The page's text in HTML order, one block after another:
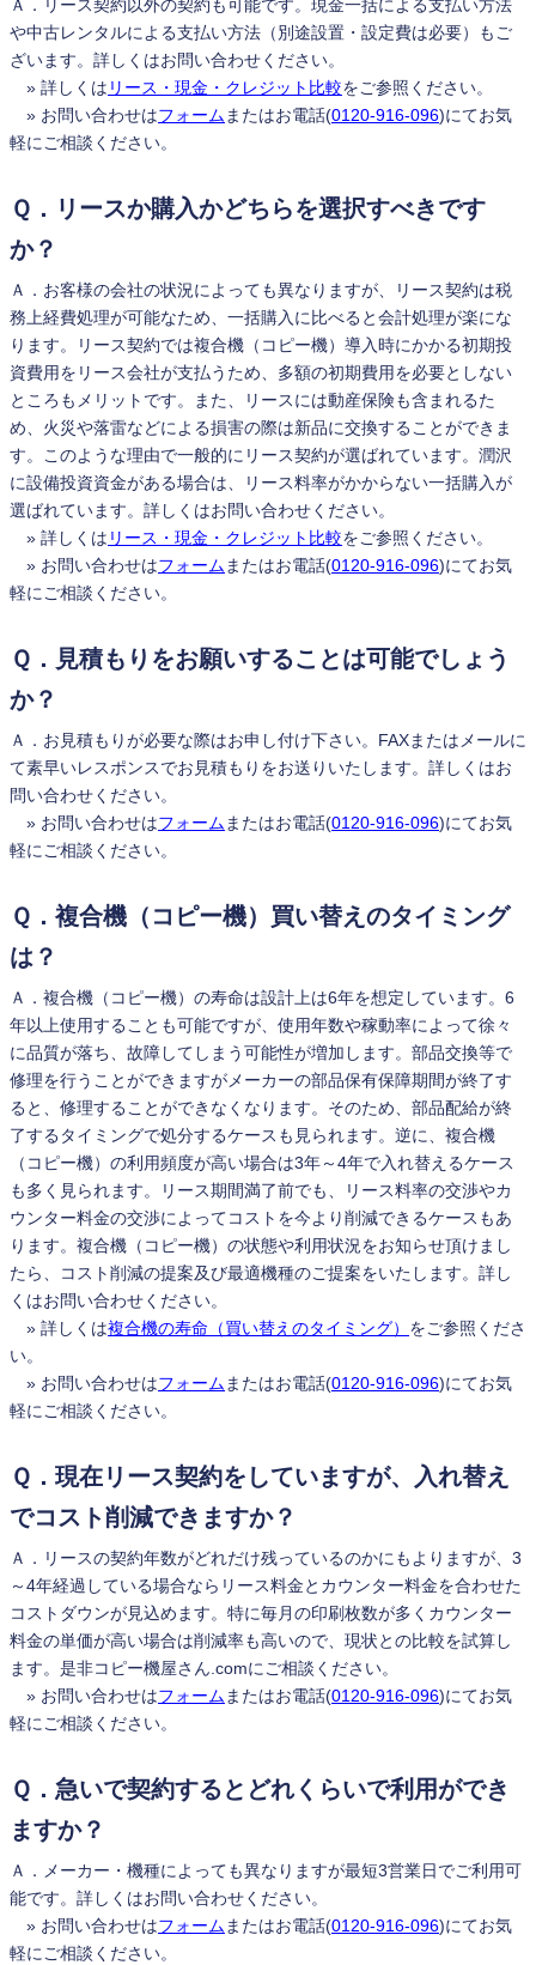
Ａ．リース契約以外の契約も可能です。現金一括による支払い方法
や中古レンタルによる支払い方法（別途設置・設定費は必要）もご
ざいます。詳しくはお問い合わせください。
» 詳しくは リース・現金・クレジット比較をご参照ください。
» お問い合わせはフォーム またはお電話(0120-916-096)にてお気
軽にご相談ください。
Ｑ．リースか購入かどちらを選択すべきです
か？
Ａ．お客様の会社の状況によっても異なりますが、リース契約は税
務上経費処理が可能なため、一括購入に比べると会計処理が楽にな
ります。リース契約では複合機（コピー機）導入時にかかる初期投
資費用をリース会社が支払うため、多額の初期費用を必要としない
ところもメリットです。また、リースには動産保険も含まれるた
め、火災や落雷などによる損害の際は新品に交換することができま
す。このような理由で一般的にリース契約が選ばれています。潤沢
に設備投資資金がある場合は、リース料率がかからない一括購入が
選ばれています。詳しくはお問い合わせください。
» 詳しくは リース・現金・クレジット比較をご参照ください。
» お問い合わせはフォーム またはお電話(0120-916-096)にてお気
軽にご相談ください。
Ｑ．見積もりをお願いすることは可能でしょう
か？
Ａ．お見積もりが必要な際はお申し付け下さい。FAXまたはメールに
て素早いレスポンスでお見積もりをお送りいたします。詳しくはお
問い合わせください。
» お問い合わせはフォーム またはお電話(0120-916-096)にてお気
軽にご相談ください。
Ｑ．複合機（コピー機）買い替えのタイミング
は？
Ａ．複合機（コピー機）の寿命は設計上は6年を想定しています。6
年以上使用することも可能ですが、使用年数や稼動率によって徐々
に品質が落ち、故障してしまう可能性が増加します。部品交換等で
修理を行うことができますがメーカーの部品保有保障期間が終了す
ると、修理することができなくなります。そのため、部品配給が終
了するタイミングで処分するケースも見られます。逆に、複合機
（コピー機）の利用頻度が高い場合は3年～4年で入れ替えるケース
も多く見られます。リース期間満了前でも、リース料率の交渉やカ
ウンター料金の交渉によってコストを今より削減できるケースもあ
ります。複合機（コピー機）の状態や利用状況をお知らせ頂けまし
たら、コスト削減の提案及び最適機種のご提案をいたします。詳し
くはお問い合わせください。
» 詳しくは複合機の寿命（買い替えのタイミング） をご参照くださ
い。
» お問い合わせはフォーム またはお電話(0120-916-096)にてお気
軽にご相談ください。
Ｑ．現在リース契約をしていますが、入れ替え
でコスト削減できますか？
Ａ．リースの契約年数がどれだけ残っているのかにもよりますが、3
～4年経過している場合ならリース料金とカウンター料金を合わせた
コストダウンが見込めます。特に毎月の印刷枚数が多くカウンター
料金の単価が高い場合は削減率も高いので、現状との比較を試算し
ます。是非コピー機屋さん.comにご相談ください。
» お問い合わせはフォーム またはお電話(0120-916-096)にてお気
軽にご相談ください。
Ｑ．急いで契約するとどれくらいで利用ができ
ますか？
Ａ．メーカー・機種によっても異なりますが最短3営業日でご利用可
能です。詳しくはお問い合わせください。
» お問い合わせはフォーム またはお電話(0120-916-096)にてお気
軽にご相談ください。